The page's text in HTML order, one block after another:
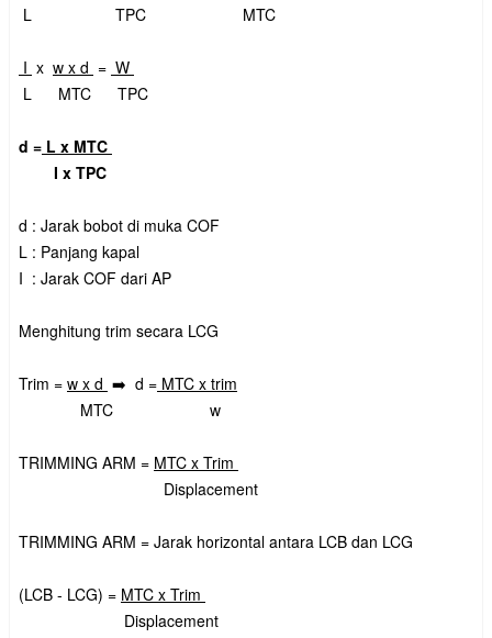
L TPC MTC
I x w x d = W
L MTC TPC
d = L x MTC
I x TPC
d : Jarak bobot di muka COF
L : Panjang kapal
I : Jarak COF dari AP
Menghitung trim secara LCG
Trim = w x d ➡️ d = MTC x trim
MTC w
TRIMMING ARM = MTC x Trim
Displacement
TRIMMING ARM = Jarak horizontal antara LCB dan LCG
(LCB - LCG) = MTC x Trim
Displacement